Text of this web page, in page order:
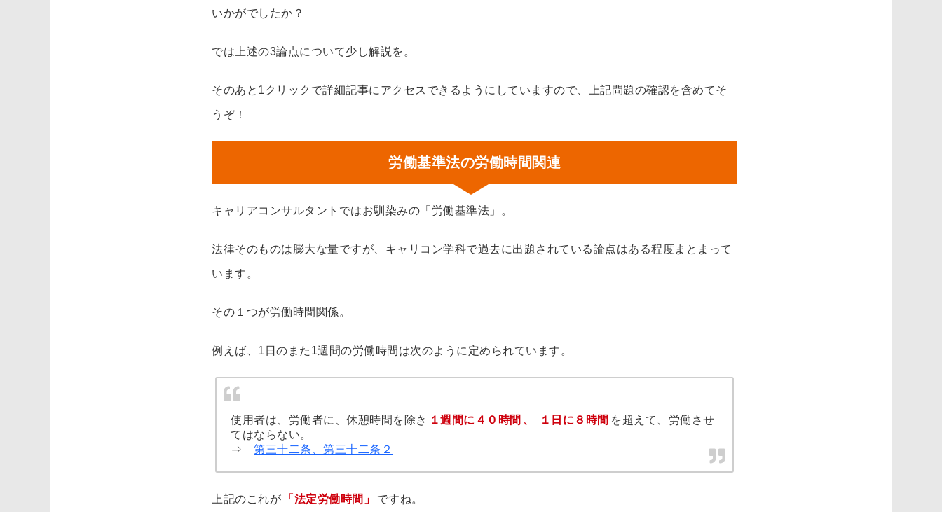
いかがでしたか？
では上述の3論点について少し解説を。
そのあと1クリックで詳細記事にアクセスできるようにしていますので、上記問題の確認を含めてそ
うぞ！
労働基準法の労働時間関連
キャリアコンサルタントではお馴染みの「労働基準法」。
法律そのものは膨大な量ですが、キャリコン学科で過去に出題されている論点はある程度まとまって
います。
その１つが労働時間関係。
例えば、1日のまた1週間の労働時間は次のように定められています。
使用者は、労働者に、休憩時間を除き １週間に４０時間 、 １日に８時間 を超えて、労働させ
てはならない。
⇒ 第三十二条、第三十二条２
上記のこれが 「法定労働時間」 ですね。